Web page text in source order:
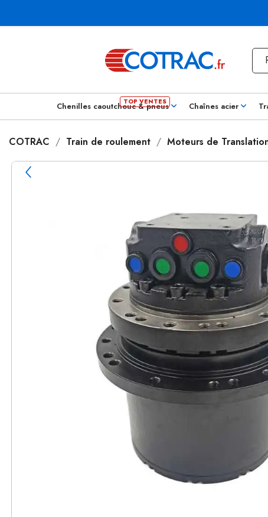
Chenilles caoutchouc & pneus Chaînes acier
COTRAC Train de roulement Moteurs de